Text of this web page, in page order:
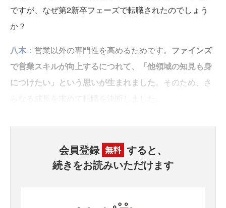
ですが、なぜ第2新卒フェーズで転職されたのでしょう
か？
八木： 営業以外の専門性を高めるためです。 ファインズ
で営業スキルが向上するにつれて、「他領域の知見も身
につけたい」という思いが生まれました。そのため、さ
会員登録 無料 すると、
続きをお読みいただけます